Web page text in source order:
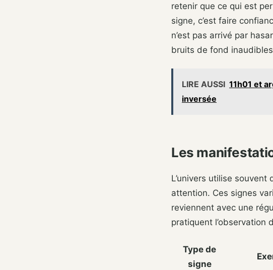
retenir que ce qui est
signe, c’est faire
n’est pas arrivé par
bruits de fond
LIRE AUSSI 11h01 et
inversée
Les
L’univers utilise
attention. Ces signes
reviennent avec une
pratiquent l’observation
Type de
signe